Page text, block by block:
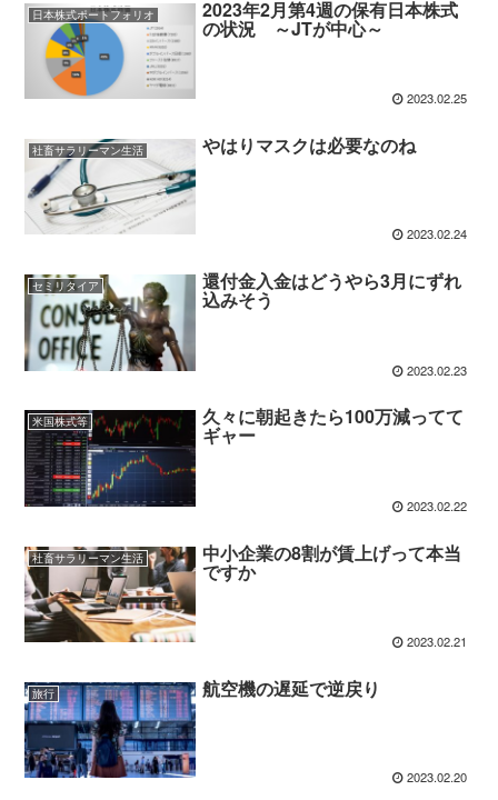
日本株式ポートフォリオ 2023年2月第4週の保有日本株式
の状況 ～JTが中心～
2023.02.25
社畜サラリーマン生活 やはりマスクは必要なのね
2023.02.24
セミリタイア 還付金入金はどうやら3月にずれ
込みそう
2023.02.23
米国株式等 久々に朝起きたら100万減ってて
ギャー
2023.02.22
社畜サラリーマン生活 中小企業の8割が賃上げって本当
ですか
2023.02.21
旅行 航空機の遅延で逆戻り
2023.02.20